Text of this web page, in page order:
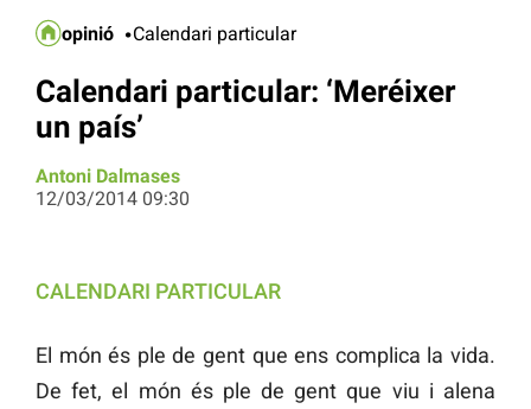
opinió Calendari particular
Calendari particular: ‘Meréixer
un país’
Antoni Dalmases
12/03/2014 09:30
CALENDARI PARTICULAR
El món és ple de gent que ens complica la vida.
De fet, el món és ple de gent que viu i alena